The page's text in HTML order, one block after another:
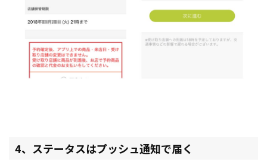
4、ステータスはプッシュ通知で届く